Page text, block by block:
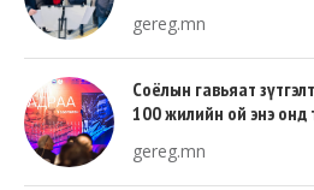
gereg.mn
Соёлын гавьяат
100 жилийн ой энэ
gereg.mn